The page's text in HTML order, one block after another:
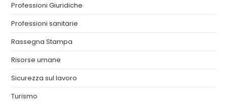
Professioni Giuridiche
Professioni sanitarie
Rassegna Stampa
Risorse umane
Sicurezza sul lavoro
Turismo